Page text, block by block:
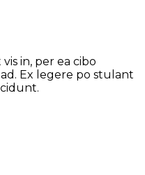
in, per ea cibo
Ex legere po stulant